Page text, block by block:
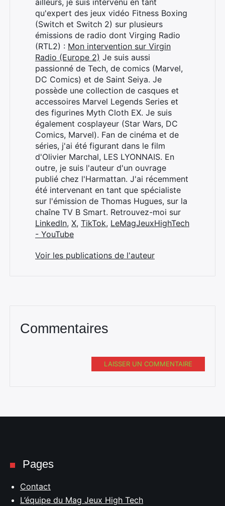
ailleurs, je suis intervenu en tant
qu'expert des jeux vidéo Fitness Boxing
(Switch et Switch 2) sur plusieurs
émissions de radio dont Virging Radio
(RTL2) : Mon intervention sur Virgin
Radio (Europe 2) Je suis aussi
passionné de Tech, de comics (Marvel,
DC Comics) et de Saint Seiya. Je
possède une collection de casques et
accessoires Marvel Legends Series et
des figurines Myth Cloth EX. Je suis
également cosplayeur (Star Wars, DC
Comics, Marvel). Fan de cinéma et de
séries, j'ai été figurant dans le film
d'Olivier Marchal, LES LYONNAIS. En
outre, je suis l'auteur d'un ouvrage
publié chez l'Harmattan. J'ai récemment
été intervenant en tant que spécialiste
sur l'émission de Thomas Hugues, sur la
chaîne TV B Smart. Retrouvez-moi sur
LinkedIn, X, TikTok, LeMagJeuxHighTech
- YouTube
Voir les publications de l'auteur
Commentaires
LAISSER UN COMMENTAIRE
Pages
Contact
L’équipe du Mag Jeux High Tech
Rechercher
: